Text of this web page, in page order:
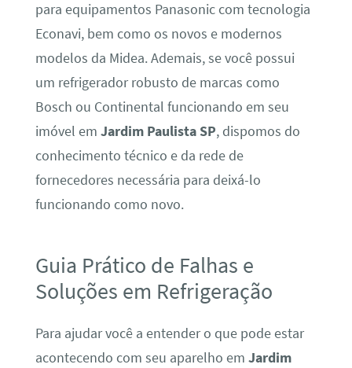
para equipamentos Panasonic com tecnologia
Econavi, bem como os novos e modernos
modelos da Midea. Ademais, se você possui
um refrigerador robusto de marcas como
Bosch ou Continental funcionando em seu
imóvel em Jardim Paulista SP, dispomos do
conhecimento técnico e da rede de
fornecedores necessária para deixá-lo
funcionando como novo.
Guia Prático de Falhas e
Soluções em Refrigeração
Para ajudar você a entender o que pode estar
acontecendo com seu aparelho em Jardim